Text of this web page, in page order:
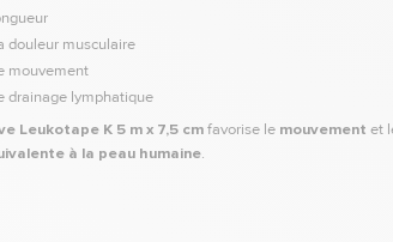
douleur musculaire
mouvement
drainage lymphatique
Leukotape K 5 m x 7,5 cmfavorise le mouvement et
à la peau humaine.